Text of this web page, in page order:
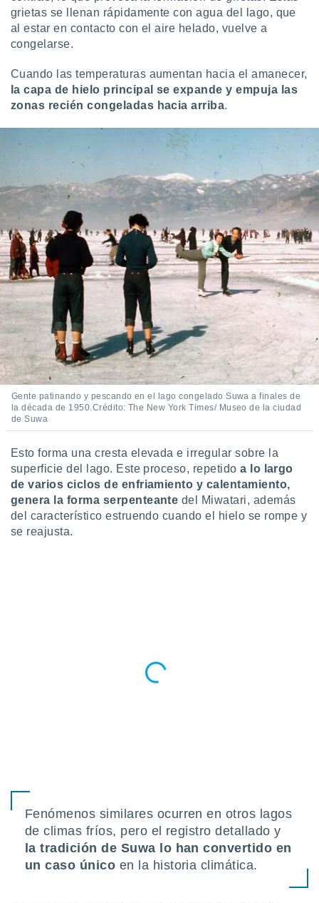
e
publicidad
1199
grietas se llenan rápidamente con agua del lago, que
al estar en contacto con el aire helado, vuelve a
congelarse.
Cuando las temperaturas aumentan hacia el amanecer,
la capa de hielo principal se expande y empuja las
zonas recién congeladas hacia arriba.
Gente patinando y pescando en el lago congelado Suwa a finales de
la década de 1950.Crédito: The New York Times/ Museo de la ciudad
de Suwa
Esto forma una cresta elevada e irregular sobre la
superficie del lago. Este proceso, repetidoa lo largo
de varios ciclos de enfriamiento y calentamiento,
genera la forma serpenteante del Miwatari, además
del característico estruendo cuando el hielo se rompe y
se reajusta.
Fenómenos similares ocurren en otros lagos
de climas fríos, pero el registro detallado y
la tradición de Suwa lo han convertido en
un caso único en la historia climática.